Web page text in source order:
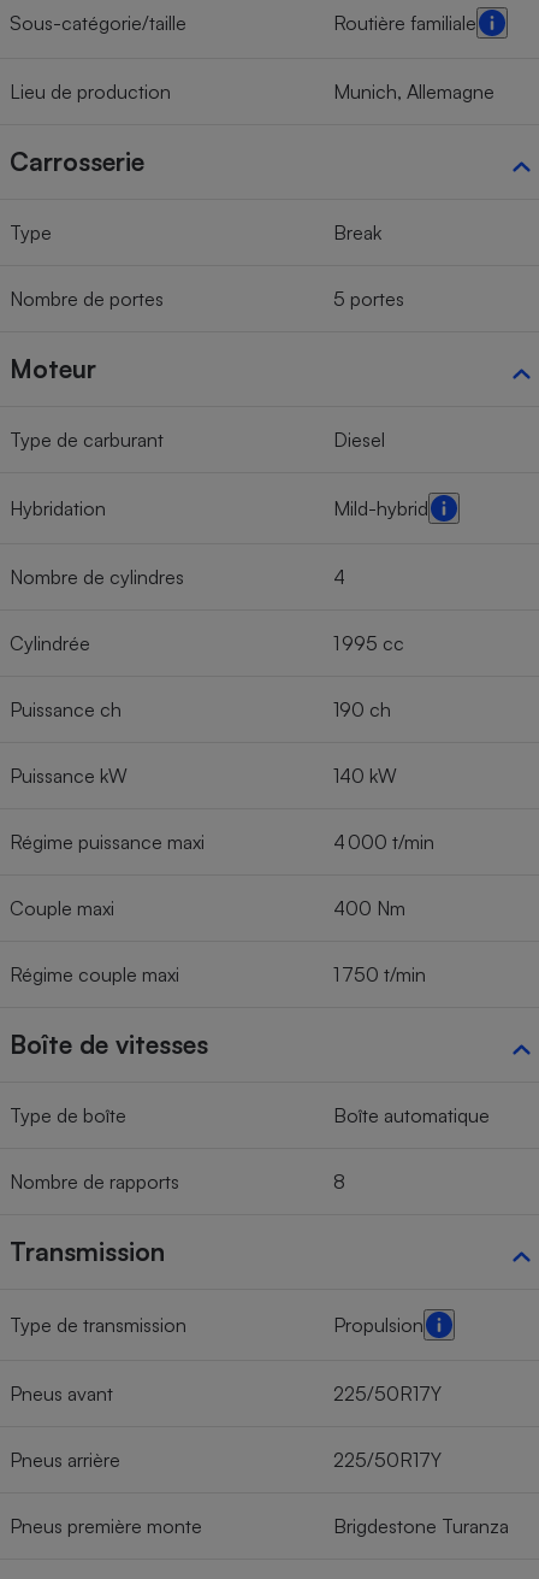
Sous-catégorie/taille Routière familiale
Lieu de production Munich, Allemagne
Carrosserie
Type Break
Nombre de portes 5 portes
Moteur
Type de carburant Diesel
Hybridation Mild-hybrid
Nombre de cylindres 4
Cylindrée 1 995 cc
Puissance ch 190 ch
Puissance kW 140 kW
Régime puissance maxi 4 000 t/min
Couple maxi 400 Nm
Régime couple maxi 1 750 t/min
Boîte de vitesses
Type de boîte Boîte automatique
Nombre de rapports 8
Transmission
Type de transmission Propulsion
Pneus avant 225/50R17Y
Pneus arrière 225/50R17Y
Pneus première monte Brigdestone Turanza